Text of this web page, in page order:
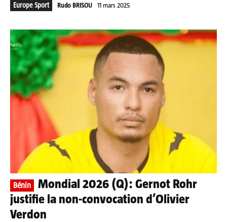
Europe Sport
Rudo BRISOU 11 mars 2025
Bénin
Mondial 2026 (Q): Gernot Rohr
justifie la non-convocation d’Olivier
Verdon